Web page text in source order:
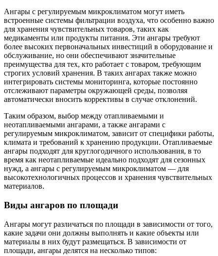
Ангары с регулируемым микроклиматом могут иметь
встроенные системы фильтрации воздуха, что особенно важно
для хранения чувствительных товаров, таких как
медикаменты или продукты питания. Эти ангары требуют
более высоких первоначальных инвестиций в оборудование и
обслуживание, но они обеспечивают значительные
преимущества для тех, кто работает с товаром, требующим
строгих условий хранения. В таких ангарах также можно
интегрировать системы мониторинга, которые постоянно
отслеживают параметры окружающей среды, позволяя
автоматически вносить коррективы в случае отклонений.
Таким образом, выбор между отапливаемыми и
неотапливаемыми ангарами, а также ангарами с
регулируемым микроклиматом, зависит от специфики работы,
климата и требований к хранению продукции. Отапливаемые
ангары подходят для круглогодичного использования, в то
время как неотапливаемые идеально подходят для сезонных
нужд, а ангары с регулируемым микроклиматом — для
высокотехнологичных процессов и хранения чувствительных
материалов.
Виды ангаров по площади
Ангары могут различаться по площади в зависимости от того,
какие задачи они должны выполнять и какие объекты или
материалы в них будут размещаться. В зависимости от
площади, ангары делятся на несколько типов: